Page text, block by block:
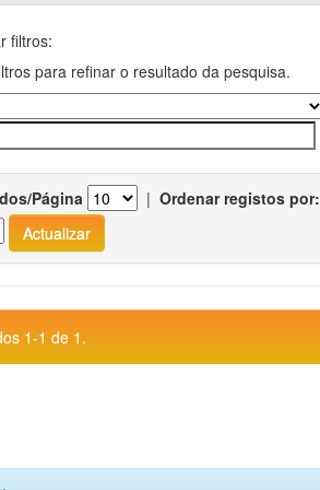
filtros:
para refinar o resultado da pesquisa.
Página | Ordenar registos por:
1-1 de 1.